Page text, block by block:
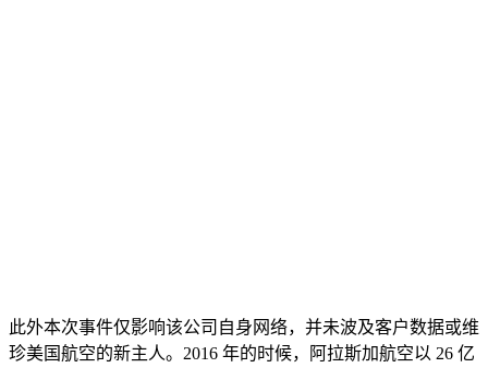
此外本次事件仅影响该公司自身网络，并未波及客户数据或维
珍美国航空的新主人。2016 年的时候，阿拉斯加航空以 26 亿